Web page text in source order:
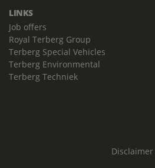
LINKS
Job offers
Royal Terberg Group
Terberg Special Vehicles
Terberg Environmental
Terberg Techniek
Disclaimer